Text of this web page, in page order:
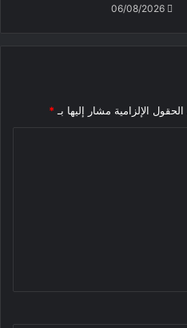
06/08/2026
الحقول الإلزامية مشار إليها بـ *